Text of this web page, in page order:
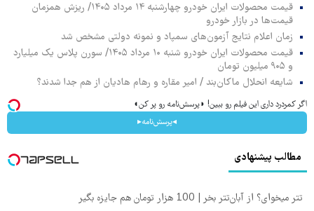
قیمت محصولات ایران خودرو چهارشنبه ۱۴ مرداد ۱۴۰۵/ ریزش همزمان
قیمت‌ها در بازار خودرو
زمان اعلام نتایج آزمون‌های سمپاد و نمونه دولتی مشخص شد
قیمت محصولات ایران خودرو شنبه ۱۰ مرداد ۱۴۰۵/ سورن پلاس یک میلیارد
و ۹۰۵ میلیون تومان
شایعه انحلال ماکان‌بند / امیر مقاره و رهام هادیان از هم جدا شدند؟
اگر کمردرد داری این فیلم رو ببین! ◗پرسش‌نامه رو پر کن◖
◂پرسش‌نامه▸
مطالب پیشنهادی
تتر میخوای؟ از آبان‌تتر بخر | 100 هزار تومان هم جایزه بگیر